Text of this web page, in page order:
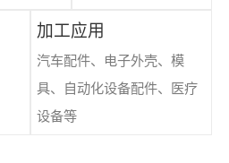
加工应用
汽车配件、电子外壳、模
具、自动化设备配件、医疗
设备等